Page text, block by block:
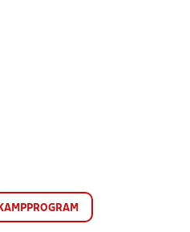
KAMPPROGRAM